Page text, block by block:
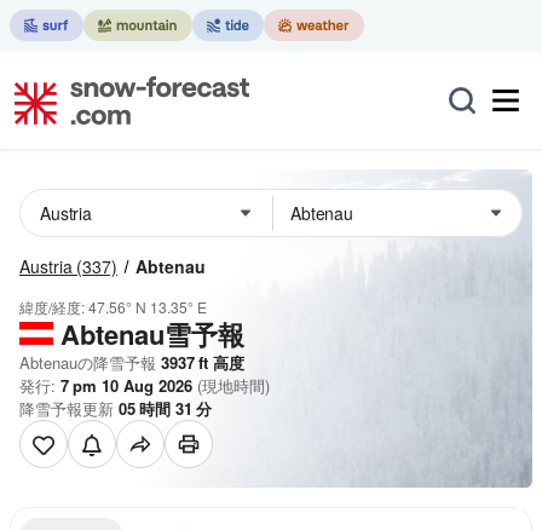
Austria (337) Abtenau
緯度/経度:47.56° N 13.35° E
Abtenau雪予報
Abtenauの降雪予報 3937ft 高度
発行: 7 pm 10 Aug 2026 (現地時間)
降雪予報更新 05時間 31 分